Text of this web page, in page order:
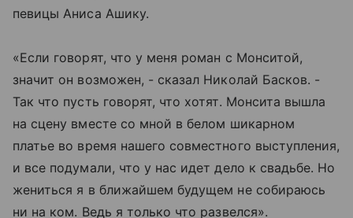
певицы Аниса Ашику.
«Если говорят, что у меня роман с Монситой,
значит он возможен, - сказал Николай Басков. -
Так что пусть говорят, что хотят. Монсита вышла
на сцену вместе со мной в белом шикарном
платье во время нашего совместного выступления,
и все подумали, что у нас идет дело к свадьбе. Но
жениться я в ближайшем будущем не собираюсь
ни на ком. Ведь я только что развелся».